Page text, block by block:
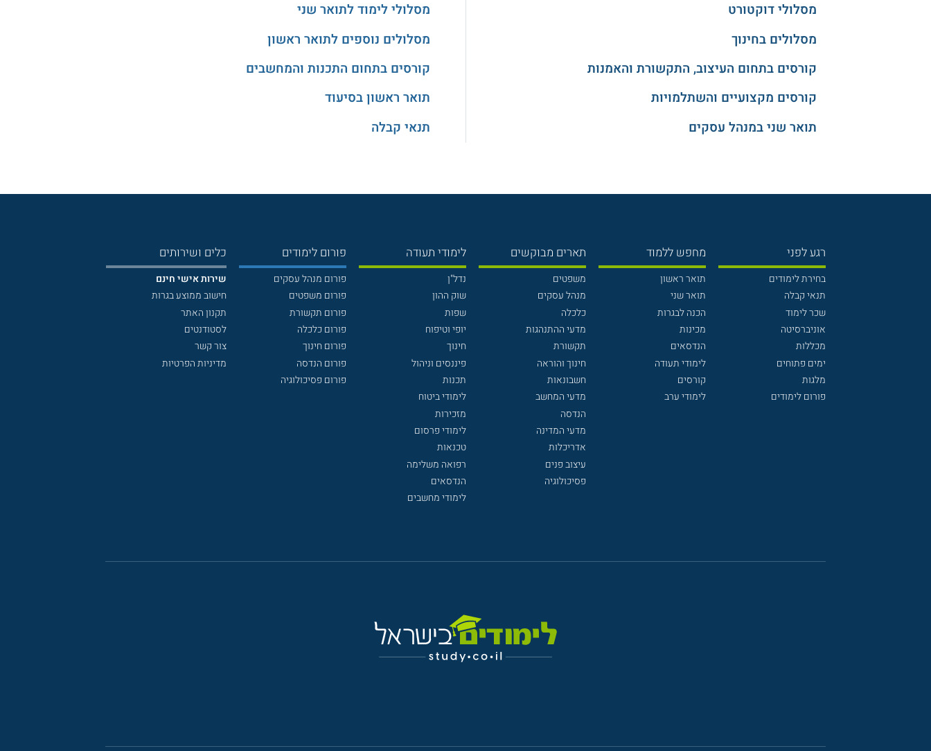
מסלולי דוקטורט
מסלולים בחינוך
קורסים בתחום העיצוב, התקשורת והאמנות
קורסים מקצועיים והשתלמויות
תואר שני במנהל עסקים
מסלולי לימוד לתואר שני
מסלולים נוספים לתואר ראשון
קורסים בתחום התכנות והמחשבים
תואר ראשון בסיעוד
תנאי קבלה
רגע לפני
בחירת לימודים
תנאי קבלה
שכר לימוד
אוניברסיטה
מכללות
ימים פתוחים
מלגות
פורום לימודים
מחפש ללמוד
תואר ראשון
תואר שני
הכנה לבגרות
מכינות
הנדסאים
לימודי תעודה
קורסים
לימודי ערב
תארים מבוקשים
משפטים
מנהל עסקים
כלכלה
מדעי ההתנהגות
תקשורת
חינוך והוראה
חשבונאות
מדעי המחשב
הנדסה
מדעי המדינה
אדריכלות
עיצוב פנים
פסיכולוגיה
לימודי תעודה
נדל"ן
שוק ההון
שפות
יופי וטיפוח
חינוך
פיננסים וניהול
תכנות
לימודי ביטוח
מזכירות
לימודי פרסום
טכנאות
רפואה משלימה
הנדסאים
לימודי מחשבים
פורום לימודים
פורום מנהל עסקים
פורום משפטים
פורום תקשורת
פורום כלכלה
פורום חינוך
פורום הנדסה
פורום פסיכולוגיה
כלים ושירותים
שירות אישי חינם
חישוב ממוצע בגרות
תקנון האתר
לסטודנטים
צור קשר
מדיניות הפרטיות